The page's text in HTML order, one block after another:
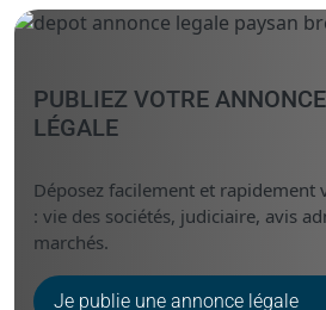
PUBLIEZ VOTRE ANNONCE
LÉGALE
Déposez facilement et rapidement
: vie des sociétés, judiciaire, avis
marchés.
Je publie une annonce légale